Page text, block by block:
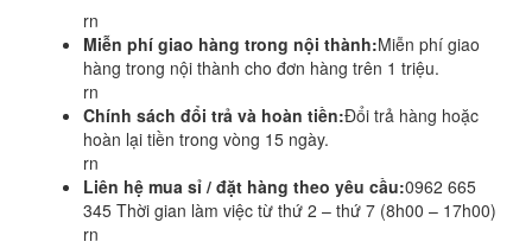
rn
Miễn phí giao hàng trong nội thành:Miễn phí giao
hàng trong nội thành cho đơn hàng trên 1 triệu.
rn
Chính sách đổi trả và hoàn tiền:Đổi trả hàng hoặc
hoàn lại tiền trong vòng 15 ngày.
rn
Liên hệ mua sỉ / đặt hàng theo yêu cầu:0962 665
345 Thời gian làm việc từ thứ 2 – thứ 7 (8h00 – 17h00)
rn